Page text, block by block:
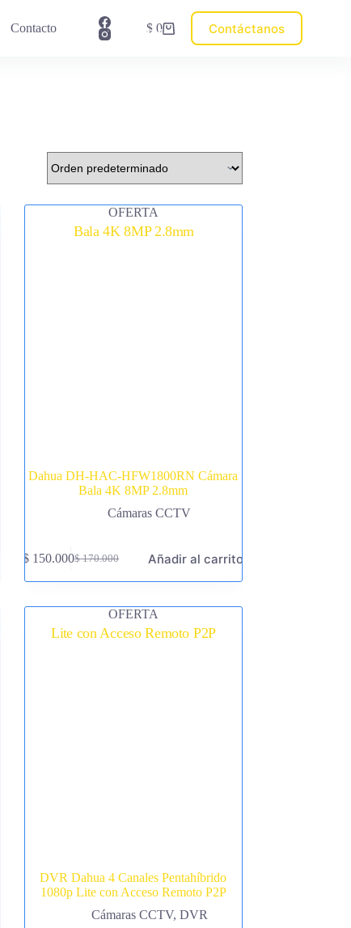
Contacto
Pagar
Carro
$ 0 Contáctanos
OFERTA
Dahua DH-HAC-HFW1800RN Cámara
Bala 4K 8MP 2.8mm
Cámaras CCTV
$170.000
El
precio
era:
$ 170.000.
$ 150.000El
precio
es:
$ 150.000.
Añadir al carrito
OFERTA
DVR Dahua 4 Canales Pentahíbrido
1080p Lite con Acceso Remoto P2P
Cámaras CCTV, DVR